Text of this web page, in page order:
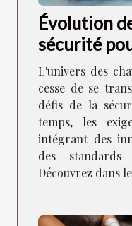
Évolution
sécurité
L'univers des
cesse de se
défis de la
temps, les
intégrant des
des standards
Découvrez dans